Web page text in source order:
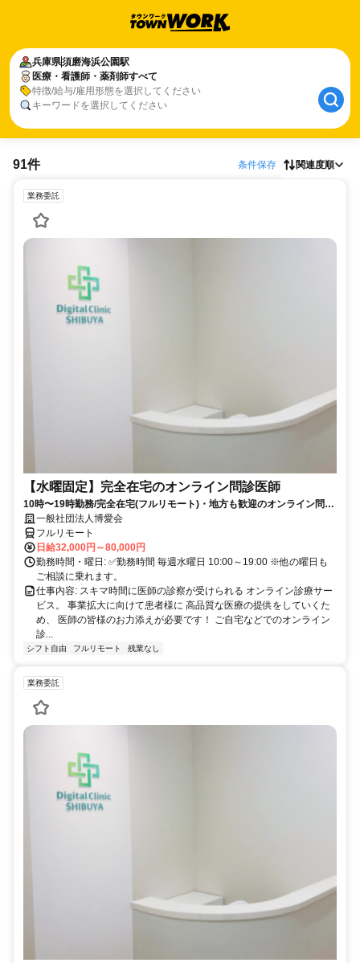
兵庫県須磨海浜公園駅
医療・看護師・薬剤師すべて
特徴/給与/雇用形態を選択してください
キーワードを選択してください
91件 条件保存 関連度順
業務委託
【水曜固定】完全在宅のオンライン問診医師
10時〜19時勤務/完全在宅(フルリモート)・地方も歓迎のオンライン問診
業務一般社団法人博愛会
フルリモート
日給32,000円～80,000円
勤務時間・曜日: ✅勤務時間 毎週水曜日 10:00～19:00 ※他の曜日も
ご相談に乗れます。
仕事内容: スキマ時間に医師の診察が受けられる オンライン診療サー
ビス。 事業拡大に向けて患者様に 高品質な医療の提供をしていくた
め、 医師の皆様のお力添えが必要です！ ご自宅などでのオンライン
診...
シフト自由 フルリモート 残業なし
業務委託